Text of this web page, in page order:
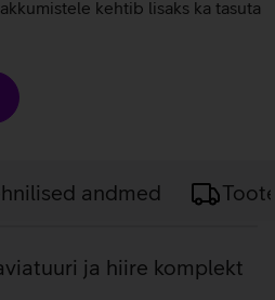
kehtib lisaks ka tasuta
andmed
ja hiire komplekt